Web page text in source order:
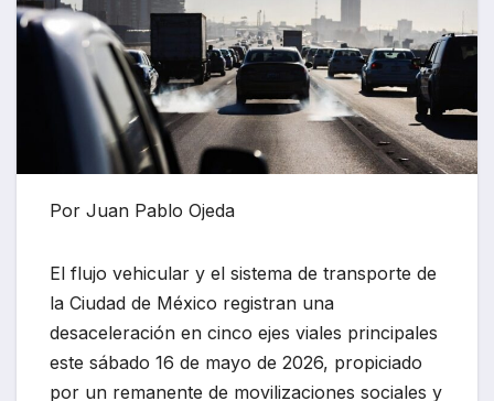
Por Juan Pablo Ojeda
El flujo vehicular y el sistema de transporte de
la Ciudad de México registran una
desaceleración en cinco ejes viales principales
este sábado 16 de mayo de 2026, propiciado
por un remanente de movilizaciones sociales y